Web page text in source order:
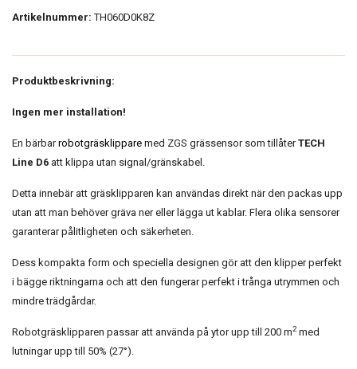
Artikelnummer: TH060D0K8Z
Produktbeskrivning:
Ingen mer installation!
En bärbarrobotgräsklippare med ZGS grässensor som tillåterTECH
Line D6 att klippa utan signal/gränskabel.
Detta innebär att gräsklipparen kan användas direkt när den packas upp
utan att man behöver gräva ner eller lägga ut kablar. Flera olika sensorer
garanterar pålitligheten och säkerheten.
Dess kompakta form och speciella designen gör att den klipper perfekt
i bägge riktningarna och att den fungerar perfekt i trånga utrymmen och
mindre trädgårdar.
Robotgräsklipparen passar att använda på ytor upp till 200 m2med
lutningar upp till 50% (27°).